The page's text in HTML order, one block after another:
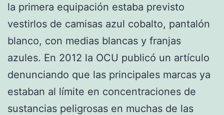
la primera equipación estaba previsto
vestirlos de camisas azul cobalto, pantalón
blanco, con medias blancas y franjas
azules. En 2012 la OCU publicó un artículo
denunciando que las principales marcas ya
estaban al límite en concentraciones de
sustancias peligrosas en muchas de las